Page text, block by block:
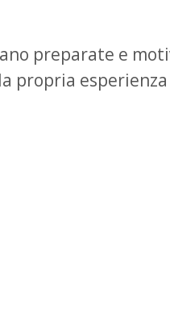
preparate e
propria